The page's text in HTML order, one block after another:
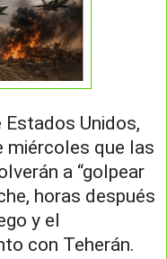
Unidos,
miércoles que las
a “golpear
horas después
y el
con Teherán.